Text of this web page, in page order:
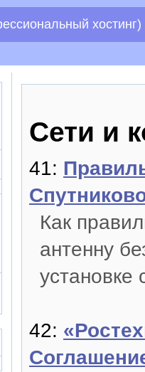
хостинг)
Сети и
41:
Как
антенну
установке
42: